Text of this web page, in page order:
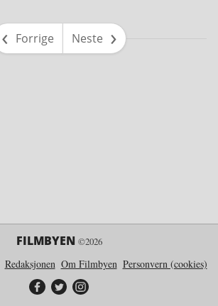
ForrigesideNesteside
FILMBYEN ©2026
Redaksjonen Om Filmbyen Personvern (cookies)
Filmbyen på Facebook
Filmbyen på Twitter
Filmbyen på Instagram